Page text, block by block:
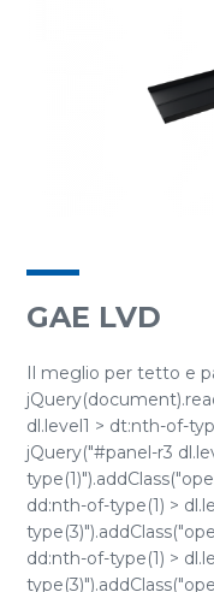
GAE LVD
Il meglio per tetto e
dl.level1 > dt:nth-of-
jQuery("#panel-r3
dd:nth-of-type(1) >
dd:nth-of-type(1) >